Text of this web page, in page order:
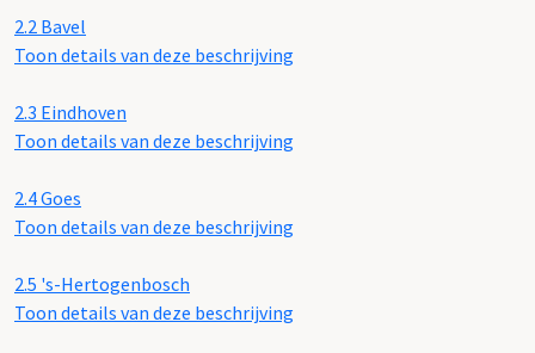
2.2 Bavel
Toon details van deze beschrijving
2.3 Eindhoven
Toon details van deze beschrijving
2.4Goes
Toon details van deze beschrijving
2.5 's-Hertogenbosch
Toon details van deze beschrijving